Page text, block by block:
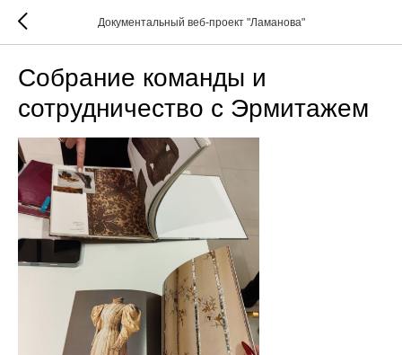
Документальный веб-проект "Ламанова"
Собрание команды и
сотрудничество с Эрмитажем